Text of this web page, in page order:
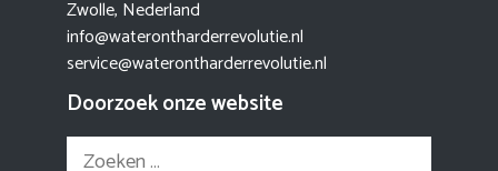
Zwolle, Nederland
info@waterontharderrevolutie.nl
service@waterontharderrevolutie.nl
Doorzoek onze website
Zoek